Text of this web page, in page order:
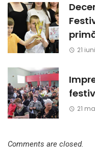
21
21
Comments are closed.